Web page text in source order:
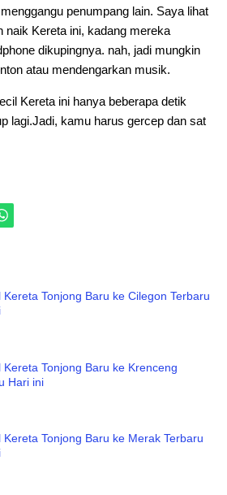
penumpang lain. Saya lihat
naik Kereta ini, kadang mereka
dikupingnya. nah, jadi mungkin
atau mendengarkan musik.
Kereta ini hanya beberapa detik
lagi.Jadi, kamu harus gercep dan sat
Kereta Tonjong Baru ke Cilegon Terbaru
Kereta Tonjong Baru ke Krenceng
Hari ini
Kereta Tonjong Baru ke Merak Terbaru